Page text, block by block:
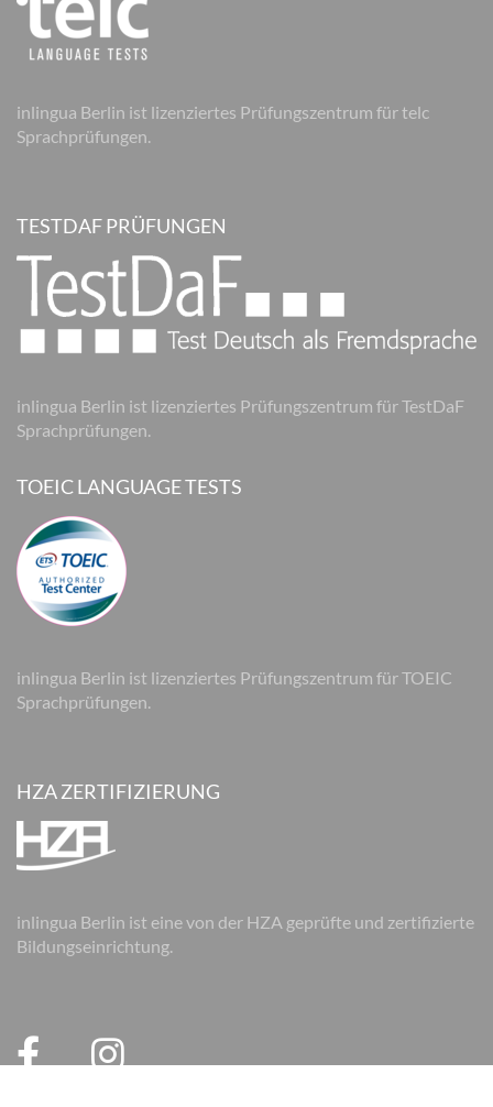
inlingua Berlin ist lizenziertes Prüfungszentrum für telc
Sprachprüfungen.
TESTDAF PRÜFUNGEN
inlingua Berlin ist lizenziertes Prüfungszentrum für TestDaF
Sprachprüfungen.
TOEIC LANGUAGE TESTS
inlingua Berlin ist lizenziertes Prüfungszentrum für TOEIC
Sprachprüfungen.
HZA ZERTIFIZIERUNG
inlingua Berlin ist eine von der HZA geprüfte und zertifizierte
Bildungseinrichtung.